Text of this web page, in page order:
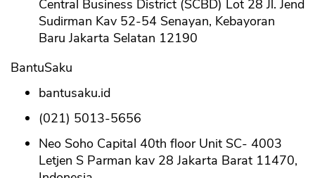
Central Business District (SCBD) Lot 28 Jl. Jend
Sudirman Kav 52-54 Senayan, Kebayoran
Baru Jakarta Selatan 12190
BantuSaku
bantusaku.id
(021) 5013-5656
Neo Soho Capital 40th floor Unit SC- 4003
Letjen S Parman kav 28 Jakarta Barat 11470,